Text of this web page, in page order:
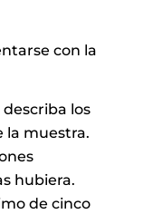
con la
los
la muestra.
hubiera.
de cinco